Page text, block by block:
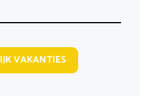
VAKANTIES